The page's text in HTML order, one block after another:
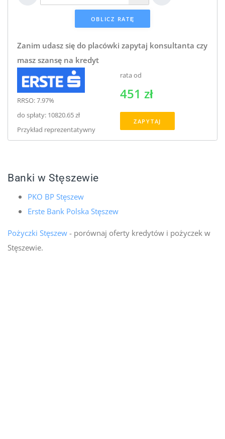
Zanim udasz się do placówki zapytaj konsultanta czy
masz szansę na kredyt
RRSO: 7.97%
do spłaty: 10820.65 zł
Przykład reprezentatywny
rata od
451 zł
ZAPYTAJ
Banki w Stęszewie
PKO BP Stęszew
Erste Bank Polska Stęszew
Pożyczki Stęszew- porównaj oferty kredytów i pożyczek w
Stęszewie.